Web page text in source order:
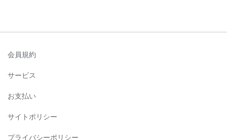
会員規約
サービス
お支払い
サイトポリシー
プライバシーポリシー